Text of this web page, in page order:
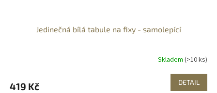
Jedinečná bílá tabule na fixy - samolepící
Skladem (>10 ks)
419 Kč DETAIL